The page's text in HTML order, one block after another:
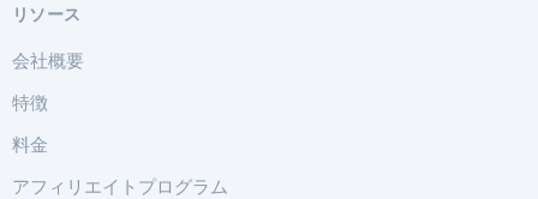
リソース
会社概要
特徴
料金
アフィリエイトプログラム